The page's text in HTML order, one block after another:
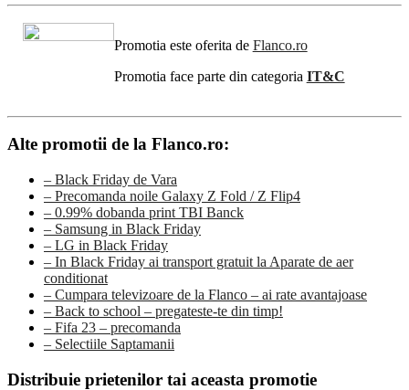
Promotia este oferita de Flanco.ro
Promotia face parte din categoria IT&C
Alte promotii de la Flanco.ro:
– Black Friday de Vara
– Precomanda noile Galaxy Z Fold / Z Flip4
– 0.99% dobanda print TBI Banck
– Samsung in Black Friday
– LG in Black Friday
– In Black Friday ai transport gratuit la Aparate de aer
conditionat
– Cumpara televizoare de la Flanco – ai rate avantajoase
– Back to school – pregateste-te din timp!
– Fifa 23 – precomanda
– Selectiile Saptamanii
Distribuie prietenilor tai aceasta promotie